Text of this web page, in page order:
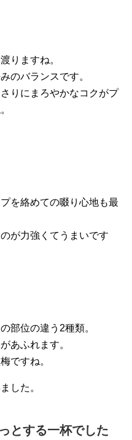
りますね。
のバランスです。
りにまろやかなコクがプ
を絡めての啜り心地も最
が力強くてうまいです
部位の違う2種類。
あふれます。
ですね。
した。
とする一杯でした